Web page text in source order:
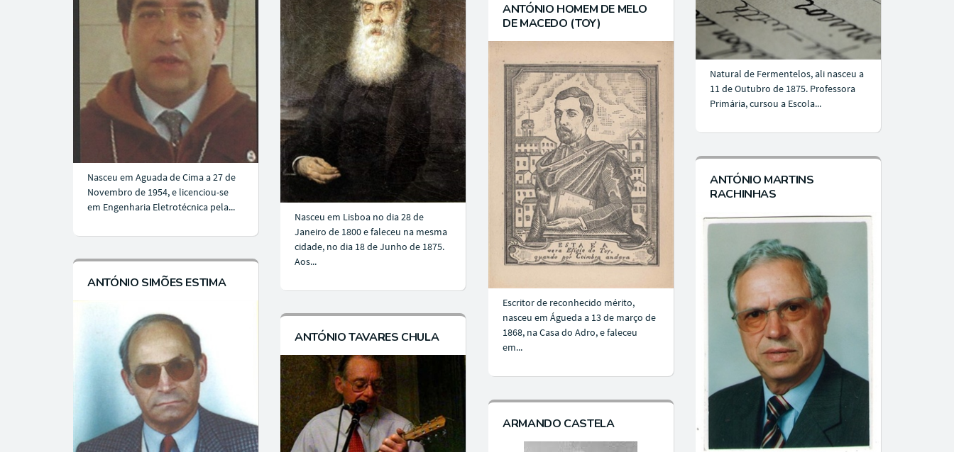
Natural de Fermentelos, ali nasceu a
11 de Outubro de 1875. Professora
Primária, cursou a Escola...
Nasceu em Aguada de Cima a 27 de
Novembro de 1954, e licenciou-se
em Engenharia Eletrotécnica pela...
Nasceu em Lisboa no dia 28 de
Janeiro de 1800 e faleceu na mesma
cidade, no dia 18 de Junho de 1875.
Aos...
ANTÓNIO HOMEM DE MELO
DE MACEDO (TOY)
Escritor de reconhecido mérito,
nasceu em Águeda a 13 de março de
1868, na Casa do Adro, e faleceu
em...
ANTÓNIO MARTINS
RACHINHAS
ANTÓNIO SIMÕES ESTIMA
ANTÓNIO TAVARES CHULA
ARMANDO CASTELA